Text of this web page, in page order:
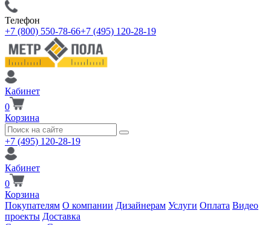
Телефон
+7 (800) 550-78-66+7 (495) 120-28-19
Кабинет
0
Корзина
+7 (495) 120-28-19
Кабинет
0
Корзина
Покупателям О компании Дизайнерам Услуги Оплата Видео
проекты Доставка